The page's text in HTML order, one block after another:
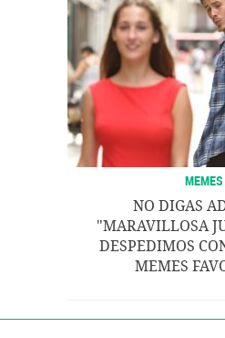
MEMES
NO DIGAS
"MARAVILLOSA
DESPEDIMOS
MEMES